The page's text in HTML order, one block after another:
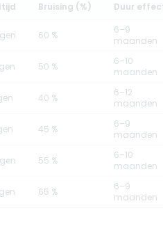
Bruising (%) Duur
60 %
6–9
maanden
50 %
6–10
maanden
40 %
6–12
maanden
45 %
6–9
maanden
55 %
6–10
maanden
65 %
6–9
maanden